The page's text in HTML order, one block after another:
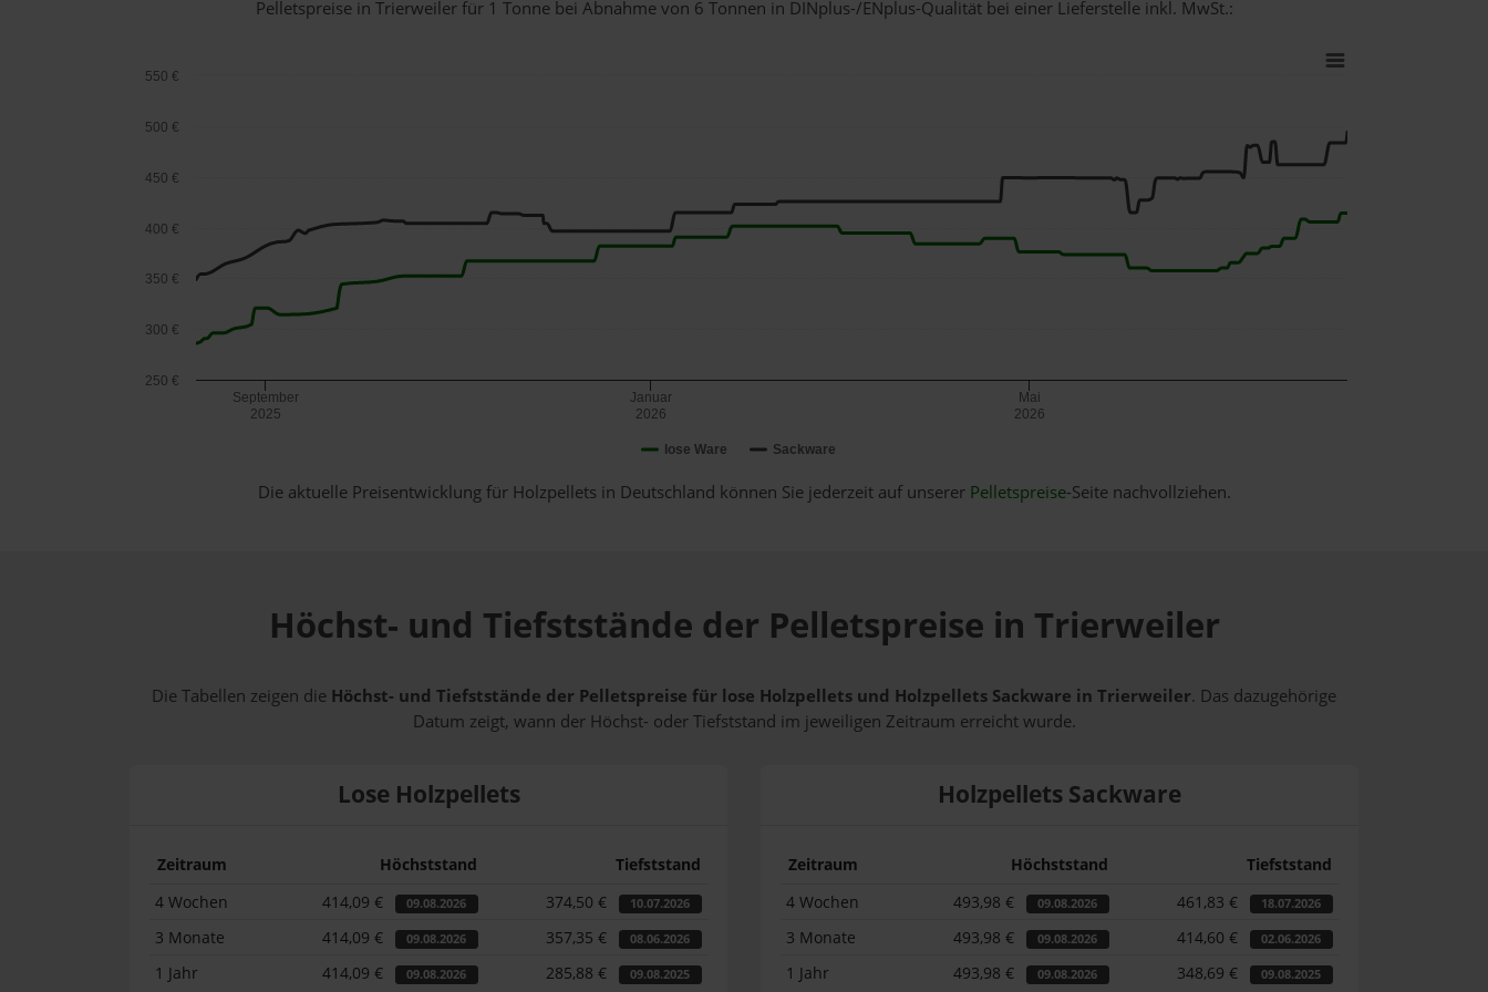
Pelletspreise in Trierweiler für 1 Tonne bei Abnahmevon 6 Tonnen in DINplus-/ENplus-Qualität bei einer Lieferstelle inkl. MwSt.:
lose Ware Sackware
September
2025
Januar
2026
Mai
2026
250 €
300 €
350 €
400 €
450 €
500 €
550 €
Die aktuelle Preisentwicklung für Holzpellets in Deutschland können Sie jederzeit auf unserer Pelletspreise-Seite nachvollziehen.
Höchst- und Tiefststände der Pelletspreise in Trierweiler
Die Tabellen zeigen die Höchst- und Tiefststände der Pelletspreise für lose Holzpellets und Holzpellets Sackware in Trierweiler. Das dazugehörige
Datum zeigt, wann der Höchst- oder Tiefststand im jeweiligen Zeitraum erreicht wurde.
Lose Holzpellets
Zeitraum Höchststand
Tiefststand
4 Wochen
414,09 € 09.08.2026 374,50 € 10.07.2026
3 Monate 414,09 € 09.08.2026 357,35 € 08.06.2026
1 Jahr 414,09 € 09.08.2026 285,88 € 09.08.2025
Holzpellets Sackware
Zeitraum Höchststand
Tiefststand
4 Wochen
493,98 € 09.08.2026 461,83 € 18.07.2026
3 Monate 493,98 € 09.08.2026 414,60 € 02.06.2026
1 Jahr 493,98 € 09.08.2026 348,69 € 09.08.2025